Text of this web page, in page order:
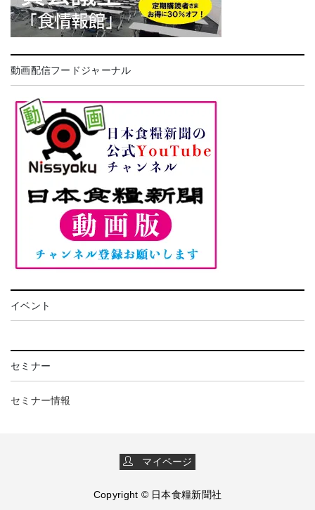
動画配信フードジャーナル
イベント
セミナー
セミナー情報
マイページ
Copyright © 日本食糧新聞社